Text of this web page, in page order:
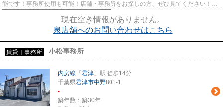
能です！事務所使用も可能！店舗・事務所をお探しの方、ぜひ見てください！敷
現在空き情報がありません。
泉店舗へのお問い合わせはこちら
賃貸｜事務所 小松事務所
内房線 「 君津 」駅 徒歩14分
千葉県君津市中野801-1
-
築年数：築30年